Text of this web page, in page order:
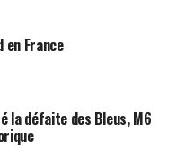
en France
la défaite des Bleus, M6